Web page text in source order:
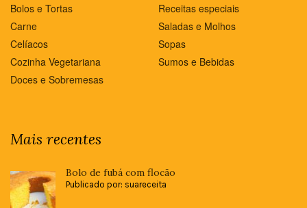
Bolos e Tortas
Carne
Celíacos
Cozinha Vegetariana
Doces e Sobremesas
Receitas especiais
Saladas e Molhos
Sopas
Sumos e Bebidas
Mais recentes
Bolo de fubá com flocão
Publicado por: suareceita